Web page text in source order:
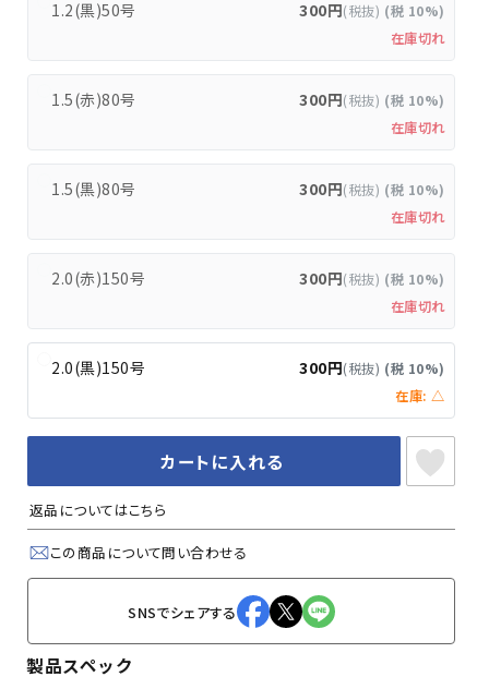
1.2(黒)50号 300円(税抜) (税 10%)
在庫切れ
1.5(赤)80号 300円(税抜) (税 10%)
在庫切れ
1.5(黒)80号 300円(税抜) (税 10%)
在庫切れ
2.0(赤)150号 300円(税抜) (税 10%)
在庫切れ
2.0(黒)150号 300円(税抜) (税 10%)
在庫: △
カートに入れる
返品についてはこちら
この商品について問い合わせる
SNSでシェアする
製品スペック